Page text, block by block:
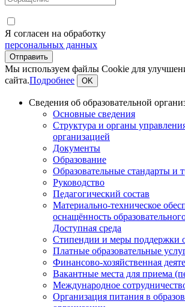
Я согласен на обработку
персональных данных
Мы используем файлы Cookie для
сайта.Подробнее OK
Сведения об образовательной
Основные сведения
Структура и органы
организацией
Документы
Образование
Образовательные стандарты и
Руководство
Педагогический состав
Материально-техническое
оснащённость
Доступная среда
Стипендии и меры поддержки
Платные образовательные
Финансово-хозяйственная
Вакантные места для приема
Международное
Организация питания в